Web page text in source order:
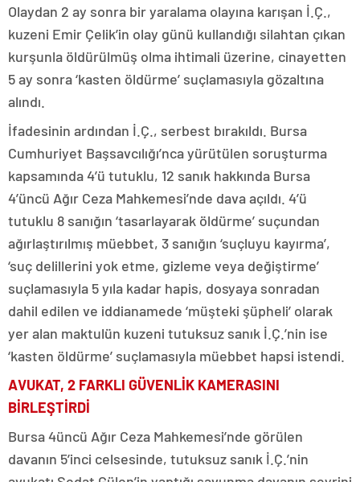
Olaydan 2 ay sonra bir yaralama olayına karışan İ.Ç.,
kuzeni Emir Çelik’in olay günü kullandığı silahtan çıkan
kurşunla öldürülmüş olma ihtimali üzerine, cinayetten
5 ay sonra ‘kasten öldürme’ suçlamasıyla gözaltına
alındı.
İfadesinin ardından İ.Ç., serbest bırakıldı. Bursa
Cumhuriyet Başsavcılığı’nca yürütülen soruşturma
kapsamında 4’ü tutuklu, 12 sanık hakkında Bursa
4’üncü Ağır Ceza Mahkemesi’nde dava açıldı. 4’ü
tutuklu 8 sanığın ‘tasarlayarak öldürme’ suçundan
ağırlaştırılmış müebbet, 3 sanığın ‘suçluyu kayırma’,
‘suç delillerini yok etme, gizleme veya değiştirme’
suçlamasıyla 5 yıla kadar hapis, dosyaya sonradan
dahil edilen ve iddianamede ‘müşteki şüpheli’ olarak
yer alan maktulün kuzeni tutuksuz sanık İ.Ç.’nin ise
‘kasten öldürme’ suçlamasıyla müebbet hapsi istendi.
AVUKAT, 2 FARKLI GÜVENLİK KAMERASINI
BİRLEŞTİRDİ
Bursa 4üncü Ağır Ceza Mahkemesi’nde görülen
davanın 5’inci celsesinde, tutuksuz sanık İ.Ç.’nin